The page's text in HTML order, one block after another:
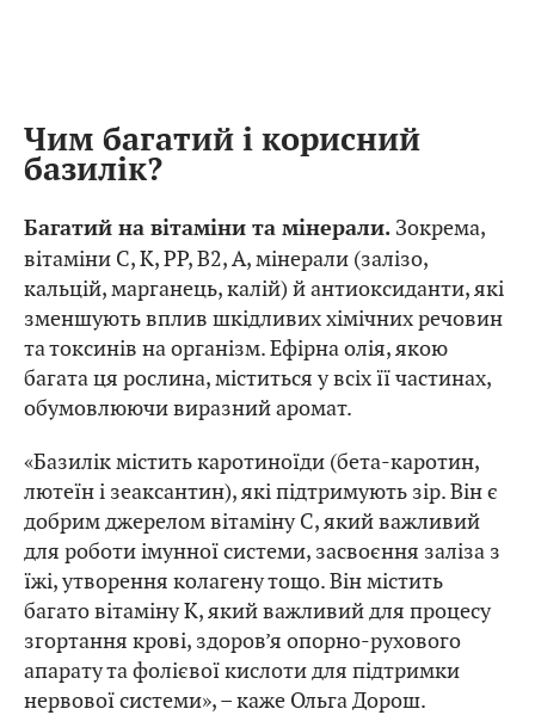
Чим багатий і корисний
базилік?
Багатий на вітаміни та мінерали. Зокрема,
вітаміни С, К, РР, В2, А, мінерали (залізо,
кальцій, марганець, калій) й антиоксиданти, які
зменшують вплив шкідливих хімічних речовин
та токсинів на організм. Ефірна олія, якою
багата ця рослина, міститься у всіх її частинах,
обумовлюючи виразний аромат.
«Базилік містить каротиноїди (бета-каротин,
лютеїн і зеаксантин), які підтримують зір. Він є
добрим джерелом вітаміну С, який важливий
для роботи імунної системи, засвоєння заліза з
їжі, утворення колагену тощо. Він містить
багато вітаміну К, який важливий для процесу
згортання крові, здоров’я опорно-рухового
апарату та фолієвої кислоти для підтримки
нервової системи», – каже Ольга Дорош.